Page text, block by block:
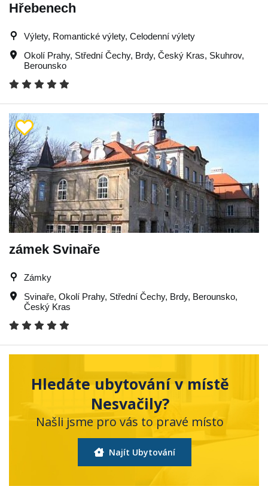
Hřebenech
Výlety, Romantické výlety, Celodenní výlety
Okolí Prahy, Střední Čechy, Brdy, Český Kras, Skuhrov,
Berounsko
zámek Svinaře
Zámky
Svinaře, Okolí Prahy, Střední Čechy, Brdy, Berounsko,
Český Kras
Hledáte ubytování v místě
Nesvačily?
Našli jsme pro vás to pravé místo
Najít Ubytování